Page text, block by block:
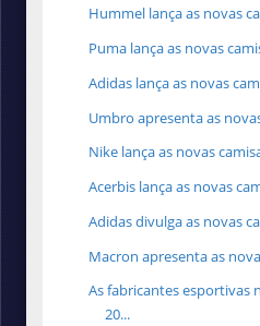
Hummel lança as novas
Puma lança as novas
Adidas lança as novas
Umbro apresenta as
Nike lança as novas
Acerbis lança as novas
Adidas divulga as novas
Macron apresenta as
As fabricantes esportivas
20...